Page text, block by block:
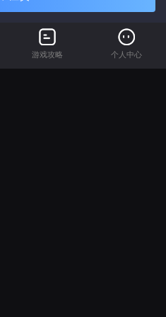
游戏攻略 个人中心